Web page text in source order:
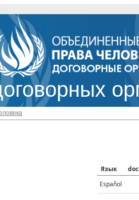
Язык
doc
Español